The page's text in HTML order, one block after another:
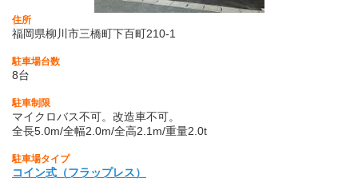
住所
福岡県柳川市三橋町下百町210-1
駐車場台数
8台
駐車制限
マイクロバス不可。改造車不可。
全長5.0m/全幅2.0m/全高2.1m/重量2.0t
駐車場タイプ
コイン式（フラップレス）